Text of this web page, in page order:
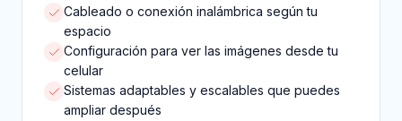
Cableado o conexión inalámbrica según tu
espacio
Configuración para ver las imágenes desde tu
celular
Sistemas adaptables y escalables que puedes
ampliar después